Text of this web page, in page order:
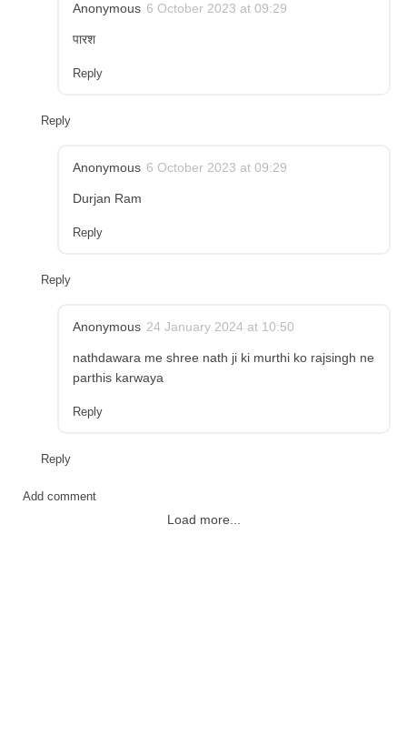
Anonymous 6 October 2023 at 09:29
पारश
Reply
Reply
Anonymous 6 October 2023 at 09:29
Durjan Ram
Reply
Reply
Anonymous 24 January 2024 at 10:50
nathdawara me shree nath ji ki murthi ko rajsingh ne
parthis karwaya
Reply
Reply
Add comment
Load more...